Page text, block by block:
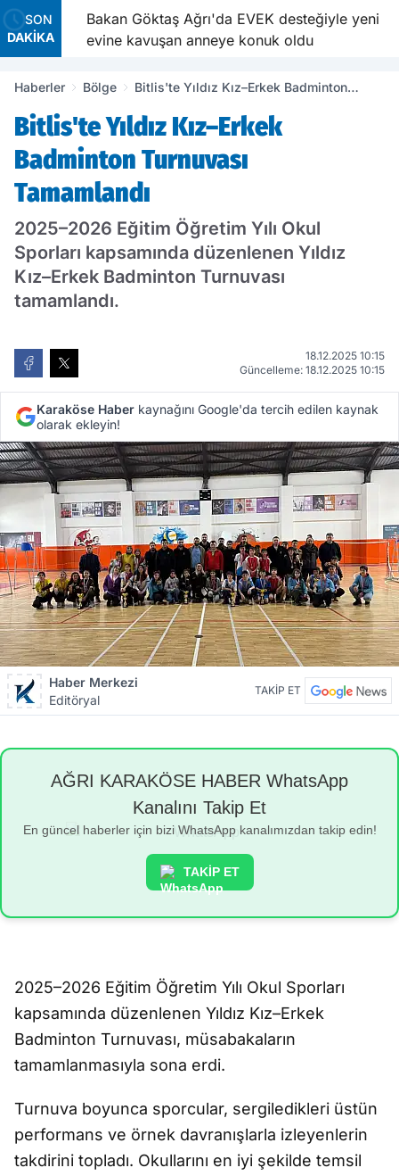
SON
DAKİKA
Bakan Göktaş Ağrı'da EVEK desteğiyle yeni
evine kavuşan anneye konuk oldu
Haberler Bölge
Bitlis'te Yıldız Kız–Erkek Badminton
Bitlis'te Yıldız Kız–Erkek
Badminton Turnuvası
Tamamlandı
2025–2026 Eğitim Öğretim Yılı Okul
Sporları kapsamında düzenlenen Yıldız
Kız–Erkek Badminton Turnuvası
tamamlandı.
18.12.2025 10:15
Güncelleme: 18.12.2025 10:15
Karaköse Haber kaynağını Google'da tercih edilen kaynak
olarak ekleyin!
Haber Merkezi
Editöryal
TAKİP ET
AĞRI KARAKÖSE HABER WhatsApp
Kanalını Takip Et
En güncel haberler için bizi WhatsApp kanalımızdan takip edin!
TAKİP ET
2025–2026 Eğitim Öğretim Yılı Okul Sporları
kapsamında düzenlenen Yıldız Kız–Erkek
Badminton Turnuvası, müsabakaların
tamamlanmasıyla sona erdi.
Turnuva boyunca sporcular, sergiledikleri üstün
performans ve örnek davranışlarla izleyenlerin
takdirini topladı. Okullarını en iyi şekilde temsil